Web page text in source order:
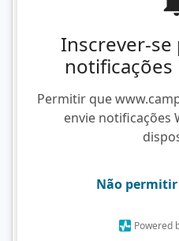
Inscrever-
Permitir que
envie notificações
Não permitir
Powered
Ver essa